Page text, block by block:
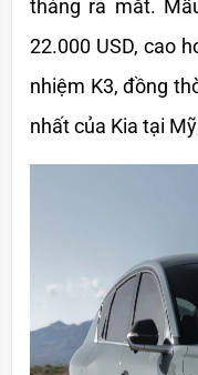
tháng ra mắt.
22.000 USD, cao
nhiệm K3, đồng
nhất của Kia tại